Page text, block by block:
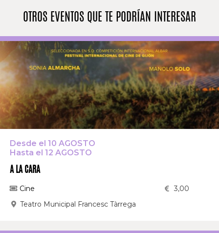
OTROS EVENTOS QUE TE PODRÍAN INTERESAR
Desde el 10 AGOSTO
Hasta el 12 AGOSTO
A LA CARA
Cine
3,00
Teatro Municipal Francesc Tàrrega